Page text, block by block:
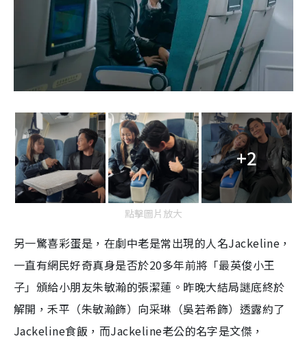
+2
點擊圖片放大
另一驚喜彩蛋是，在劇中老是常出現的人名Jackeline，
一直有網民好奇真身是否於20多年前將「最英俊小王
子」頒給小朋友朱敏瀚的張潔蓮。昨晚大結局謎底終於
解開，禾平（朱敏瀚飾）向采琳（吳若希飾）透露約了
Jackeline食飯，而Jackeline老公的名字是文傑，